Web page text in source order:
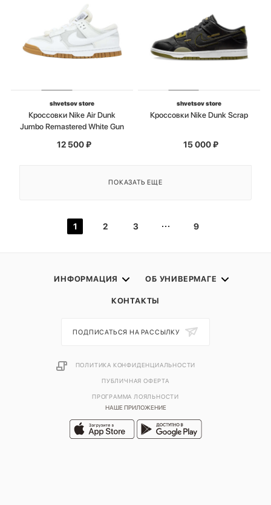
shvetsov store
Кроссовки Nike Air Dunk
Jumbo Remastered White Gun
12 500₽
shvetsov store
Кроссовки Nike Dunk Scrap
15 000₽
ПОКАЗАТЬ ЕЩЕ
1 2 3 9
ИНФОРМАЦИЯ ОБ УНИВЕРМАГЕ
КОНТАКТЫ
НАШЕ ПРИЛОЖЕНИЕ
ПОДПИСАТЬСЯ НА РАССЫЛКУ
ПОЛИТИКА КОНФИДЕНЦИАЛЬНОСТИ
ПУБЛИЧНАЯ ОФЕРТА
ПРОГРАММА ЛОЯЛЬНОСТИ